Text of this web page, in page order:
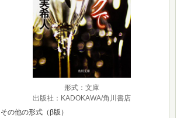
形式：文庫
出版社：KADOKAWA/角川書店
その他の形式（β版）